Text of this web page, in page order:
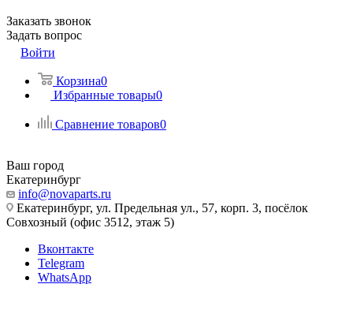
Заказать звонок
Задать вопрос
Войти
Корзина0
Избранные товары0
Сравнение товаров0
Ваш город
Екатеринбург
info@novaparts.ru
Екатеринбург, ул. Предельная ул., 57, корп. 3, посёлок
Совхозный (офис 3512, этаж 5)
Вконтакте
Telegram
WhatsApp